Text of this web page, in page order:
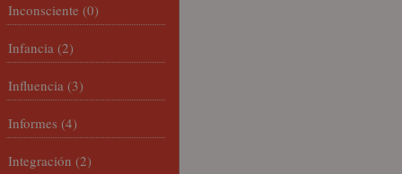
Inconsciente (0)
Infancia (2)
Influencia (3)
Informes (4)
Integración (2)